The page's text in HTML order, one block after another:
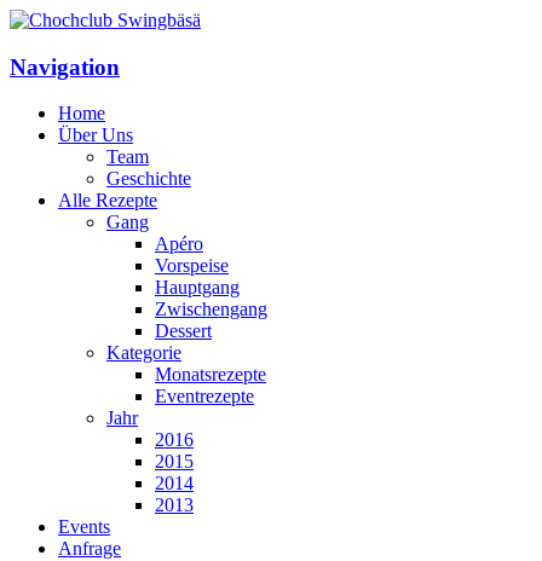
Navigation
Home
Über Uns
Team
Geschichte
Alle Rezepte
Gang
Apéro
Vorspeise
Hauptgang
Zwischengang
Dessert
Kategorie
Monatsrezepte
Eventrezepte
Jahr
2016
2015
2014
2013
Events
Anfrage